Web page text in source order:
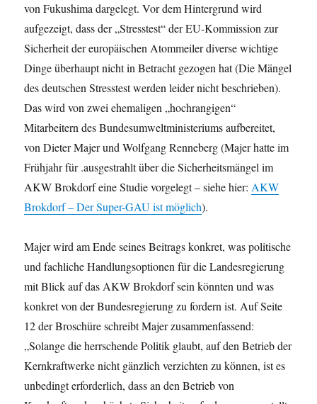
von Fukushima dargelegt. Vor dem Hintergrund wird
aufgezeigt, dass der „Stresstest“ der EU-Kommission zur
Sicherheit der europäischen Atommeiler diverse wichtige
Dinge überhaupt nicht in Betracht gezogen hat (Die Mängel
des deutschen Stresstest werden leider nicht beschrieben).
Das wird von zwei ehemaligen „hochrangigen“
Mitarbeitern des Bundesumweltministeriums aufbereitet,
von Dieter Majer und Wolfgang Renneberg (Majer hatte im
Frühjahr für .ausgestrahlt über die Sicherheitsmängel im
AKW Brokdorf eine Studie vorgelegt – siehe hier:AKW
Brokdorf – Der Super-GAU ist möglich).
Majer wird am Ende seines Beitrags konkret, was politische
und fachliche Handlungsoptionen für die Landesregierung
mit Blick auf das AKW Brokdorf sein könnten und was
konkret von der Bundesregierung zu fordern ist. Auf Seite
12 der Broschüre schreibt Majer zusammenfassend:
„Solange die herrschende Politik glaubt, auf den Betrieb der
Kernkraftwerke nicht gänzlich verzichten zu können, ist es
unbedingt erforderlich, dass an den Betrieb von